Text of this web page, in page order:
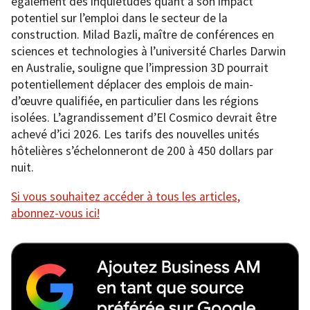
potentiel sur l’emploi dans le secteur de la
construction. Milad Bazli, maître de conférences en
sciences et technologies à l’université Charles Darwin
en Australie, souligne que l’impression 3D pourrait
potentiellement déplacer des emplois de main-
d’œuvre qualifiée, en particulier dans les régions
isolées. L’agrandissement d’El Cosmico devrait être
achevé d’ici 2026. Les tarifs des nouvelles unités
hôtelières s’échelonneront de 200 à 450 dollars par
nuit.
Si vous souhaitez accéder à tous les articles,
abonnez-vous ici!